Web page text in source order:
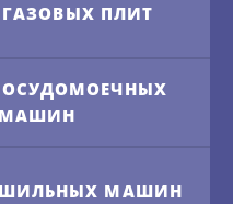
ПЛИТ
МАШИН
МАШИН